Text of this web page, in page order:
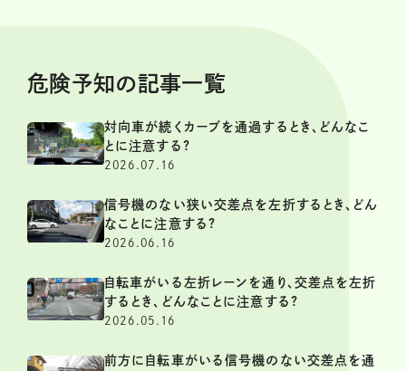
危険予知の記事一覧
対向車が続くカーブを通過するとき、どんなこ
とに注意する?
2026.07.16
信号機のない狭い交差点を左折するとき、どん
なことに注意する?
2026.06.16
自転車がいる左折レーンを通り、交差点を左折
するとき、どんなことに注意する?
2026.05.16
前方に自転車がいる信号機のない交差点を通